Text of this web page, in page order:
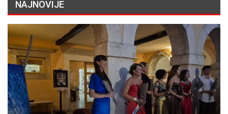
NAJNOVIJE